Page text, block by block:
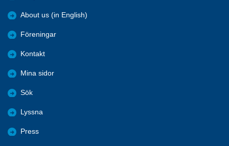
About us (in English)
Föreningar
Kontakt
Mina sidor
Sök
Lyssna
Press